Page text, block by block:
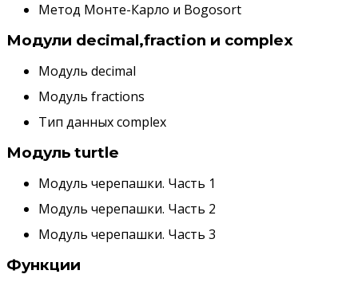
Метод Монте-Карло и Bogosort
Модули decimal,fraction и complex
Модуль decimal
Модуль fractions
Тип данных complex
Модуль turtle
Модуль черепашки. Часть 1
Модуль черепашки. Часть 2
Модуль черепашки. Часть 3
Функции